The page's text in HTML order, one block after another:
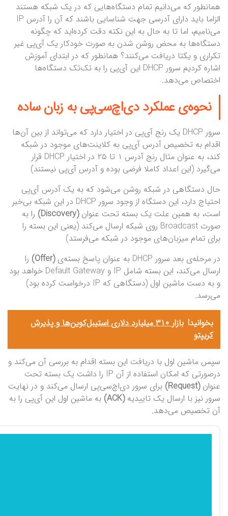
همانطور که می‌دانیم تمام دستگاه‌هایی که در یک شبکه هستند
الزاما باید دارای آدرسی جهت شناسایی باشند که آن را آدرس IP
می‌نامیم، اما تا به حال به این نکته دقت کرده‌اید که چگونه
دستگاه‌ها به محض روشن شدن به صورت خودکار یک آی‌پی غیر
تکراری و یکتا دریافت می‌کنند؟ همانطور که در ابتدای آموزش
اشاره کردیم سرور DHCP این آی‌پی را به تک‌تک دستگاه‌ها
اختصاص می‌دهد.
نحوه‌ی عملکرد دی‌اچ‌سی‌پی به زبان ساده
سرور DHCP یک رنج آی‌پی در اختیار دارد که می‌تواند از بین آن‌ها
اقدام به تخصیص آدرس آی‌پی به کلاینت‌های موجود در شبکه
کند، به عنوان مثال رنج آدرس ۱ تا ۲۵ در اختیار DHCP قرار
می‌گیرد (این اعداد کاملا فرضی بوده و آدرس آی‌پی نیستند)
حال دستگاهی در شبکه روشن می‌شود که به یک آدرس آی‌پی
احتیاج دارد، این دستگاه از وجود سرور DHCP در این شبکه بی‌خبر
است، به همین علت یک بسته تحت عنوان(Discovery)
را به
صورت Broadcast روی شبکه ارسال می‌کند (یعنی این بسته را
برای تمام میزبان‌های موجود در شبکه می‌فرستد)
در مرحله‌ی بعد سرور DHCP به عنوان پاسخ بسته‌ی
(Offer)
را
ارسال می‌کند، این بسته شامل IP و Default Gateway خواهد بود
و به دست ماشین اول (دستگاهی که IP درخواست کرده بود)
می‌رسد.
بخوانید!
بازار ۳۱۰ میلیارد دلاری استیبل‌کوین‌ها و پذیرش
کریپتو
سپس ماشین اول با دریافت این بسته اقدام به بررسی آن می‌کند و
درصورتی که امکان استفاده از آن IP را داشت یک بسته تحت
عنوان(Request)
برای سرور دی‌اچ‌سی‌پی ارسال می‌کند و در نهایت
سرور نیز با ارسال یک تاییدیه(ACK)
به ماشین اول این آی‌پی را به
آن تخصیص می‌دهد.